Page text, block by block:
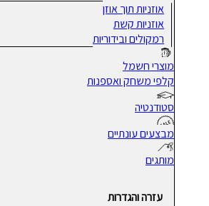
אוזניות תוך אוזן
אוזניות קשת
רמקולים ובידוריות
מוצרי חשמל
קלפי משחק ואספנות
סטודנטיה
מבצעים עונתיים
מותגים
עזרה והגדרות